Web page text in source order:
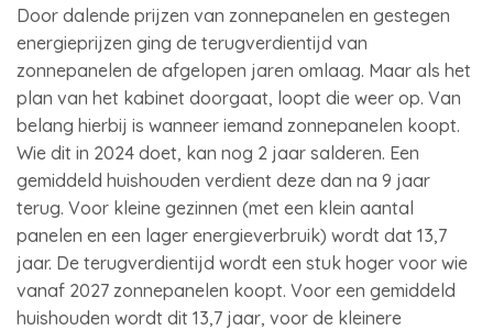
Door dalende prijzen van zonnepanelen en gestegen
energieprijzen ging de terugverdientijd van
zonnepanelen de afgelopen jaren omlaag. Maar als het
plan van het kabinet doorgaat, loopt die weer op. Van
belang hierbij is wanneer iemand zonnepanelen koopt.
Wie dit in 2024 doet, kan nog 2 jaar salderen. Een
gemiddeld huishouden verdient deze dan na 9 jaar
terug. Voor kleine gezinnen (met een klein aantal
panelen en een lager energieverbruik) wordt dat 13,7
jaar. De terugverdientijd wordt een stuk hoger voor wie
vanaf 2027 zonnepanelen koopt. Voor een gemiddeld
huishouden wordt dit 13,7 jaar, voor de kleinere